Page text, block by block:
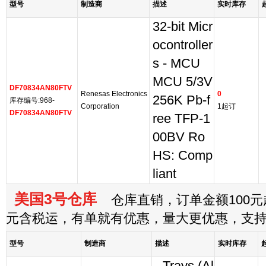
型号 制造商 描述 实时库存
DF70834AN80FTV
库存编号:968-
DF70834AN80FTV
Renesas Electronics
Corporation
32-bit Micr
ocontroller
s - MCU
MCU 5/3V
256K Pb-f
ree TFP-1
00BV Ro
HS: Comp
liant
0
1起订
美国3号仓库 仓库直销，订单金额100元
元含税运，有单就有优惠，量大更优惠，支
型号 制造商 描述 实时库存